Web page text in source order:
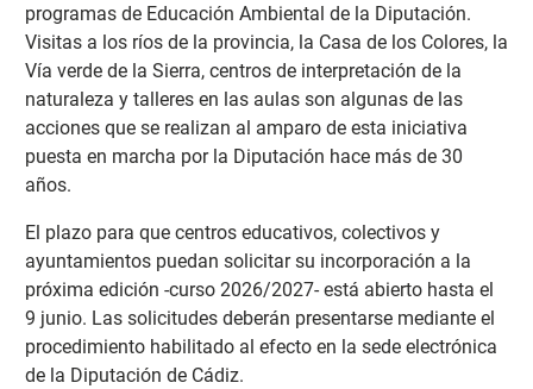
programas de Educación Ambiental de la Diputación.
Visitas a los ríos de la provincia, la Casa de los Colores, la
Vía verde de la Sierra, centros de interpretación de la
naturaleza y talleres en las aulas son algunas de las
acciones que se realizan al amparo de esta iniciativa
puesta en marcha por la Diputación hace más de 30
años.
El plazo para que centros educativos, colectivos y
ayuntamientos puedan solicitar su incorporación a la
próxima edición -curso 2026/2027- está abierto hasta el
9 junio. Las solicitudes deberán presentarse mediante el
procedimiento habilitado al efecto en la sede electrónica
de la Diputación de Cádiz.